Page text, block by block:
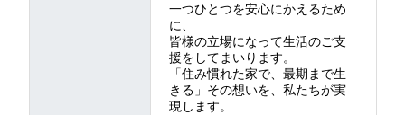
一つひとつを安心にかえるため
に、
皆様の立場になって生活のご支
援をしてまいります。
「住み慣れた家で、最期まで生
きる」その想いを、私たちが実
現します。